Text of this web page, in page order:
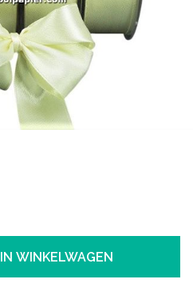
IN WINKELWAGEN